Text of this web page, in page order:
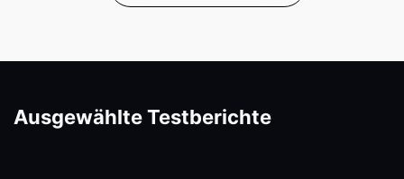
Ausgewählte Testberichte